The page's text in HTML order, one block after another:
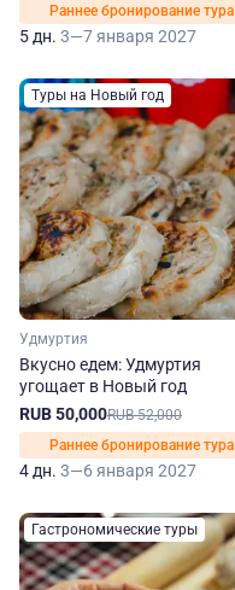
Раннее бронирование тура
5 дн. 3—7 января 2027
Туры на Новый год
Удмуртия
Вкусно едем: Удмуртия
угощает в Новый год
RUB 50,000RUB 52,000
Раннее бронирование тура
4 дн. 3—6 января 2027
Гастрономические туры